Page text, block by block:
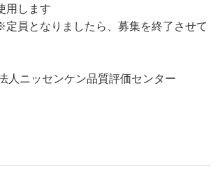
用します
員となりましたら、募集を終了させて
人ニッセンケン品質評価センター